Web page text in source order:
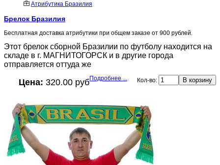
Атрибутика Бразилия
Брелок Бразилия
Бесплатная доставка атрибутики при общем заказе от 900 рублей.
Этот брелок сборной Бразилии по футболу находится на
складе в г. МАГНИТОГОРСК и в другие города
отправляется оттуда же
Цена: 320.00 руб Кол-во:
Подробнее ...